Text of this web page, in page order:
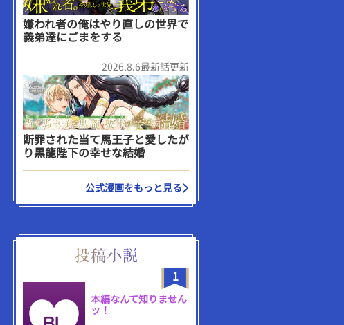
嫌われ者の俺はやり直しの世界で
義弟達にごまをする
2026.8.6最新話更新
断罪された当て馬王子と愛したが
り黒龍陛下の幸せな結婚
公式漫画をもっと見る
1
本編なんて知りません
ッ！